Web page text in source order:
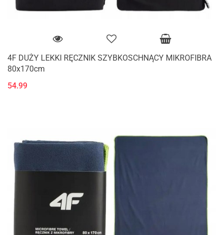
4F DUŻY LEKKI RĘCZNIK SZYBKOSCHNĄCY MIKROFIBRA
80x170cm
54.99